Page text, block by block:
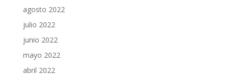
agosto 2022
julio 2022
junio 2022
mayo 2022
abril 2022